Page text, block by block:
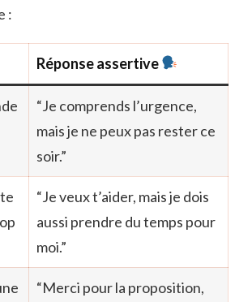
:
Réponse assertive
“Je comprends l’urgence,
mais je ne peux pas rester ce
soir.”
“Je veux t’aider, mais je dois
aussi prendre du temps pour
moi.”
“Merci pour la proposition,